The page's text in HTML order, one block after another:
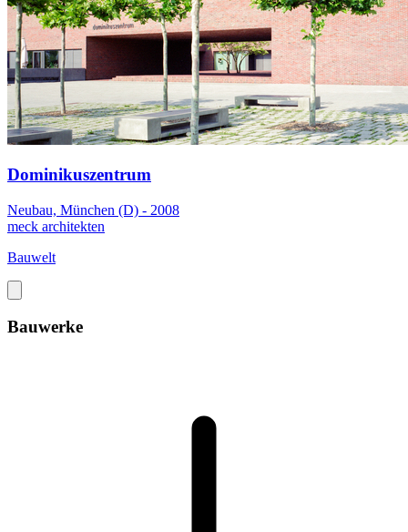
Dominikuszentrum
Neubau, München (D) - 2008
meck architekten
Bauwelt
Bauwerke